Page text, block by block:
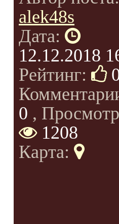
alek48s
Дата:
12.12.2018
Рейтинг:
0 ,
1208
Карта: